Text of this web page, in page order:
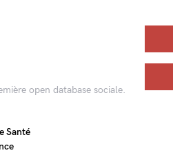
open database sociale.
Santé